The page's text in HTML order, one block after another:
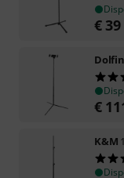
€ 39
€
K&M